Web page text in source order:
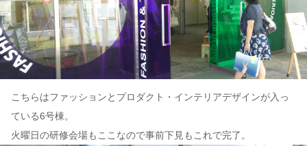
こちらはファッションとプロダクト・インテリアデザインが入っ
ている6号棟。
火曜日の研修会場もここなので事前下見もこれで完了。